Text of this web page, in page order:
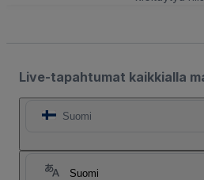
Live-tapahtumat kaikkialla
Suomi
Suomi